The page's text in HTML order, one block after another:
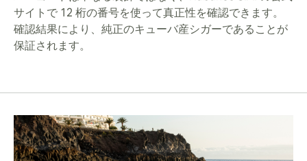
サイトで 12 桁の番号を使って真正性を確認できます。
確認結果により、純正のキューバ産シガーであることが
保証されます。